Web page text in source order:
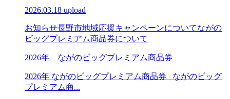
2026.03.18 upload
お知らせ長野市地域応援キャンペーンについてながの
ビッグプレミアム商品券について
2026年 ながのビッグプレミアム商品券
2026年 ながのビッグプレミアム商品券 ながのビッグ
プレミアム商...